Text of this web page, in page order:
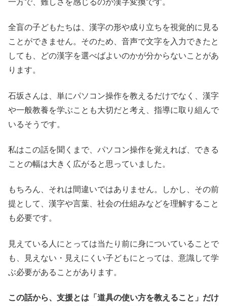
全盲の子どもたちは、漢字の形や成り立ちを視覚的に見る
ことができません。そのため、音声で文字を入力できたと
しても、どの漢字を選べばよいのかが分からないことがあ
ります。
石坂さんは、単にパソコン操作を教えるだけでなく、漢字
や一般教養を学ぶことも大切だと考え、指導に取り組んで
いるそうです。
私はこの話を聞くまで、パソコン操作を覚えれば、できる
ことの幅は大きく広がると思っていました。
もちろん、それは間違いではありません。しかし、その前
提として、漢字や言葉、社会の仕組みなどを理解すること
も必要です。
見えている人にとっては当たり前に身についていることで
も、見えない・見えにくい子どもにとっては、意識して学
ぶ必要があることがあります。
この話から、支援とは「道具の使い方を教えること」だけ